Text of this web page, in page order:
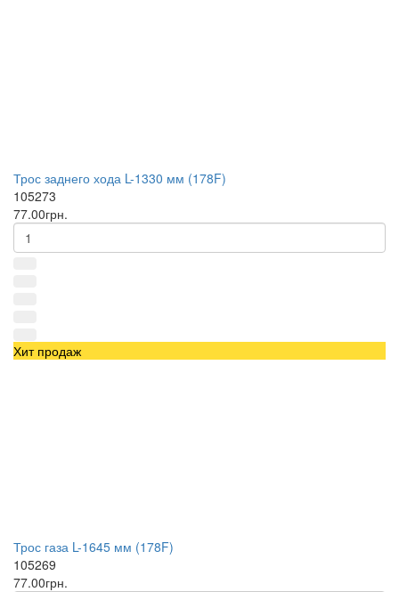
Трос заднего хода L-1330 мм (178F)
105273
77.00грн.
Хит продаж
Трос газа L-1645 мм (178F)
105269
77.00грн.